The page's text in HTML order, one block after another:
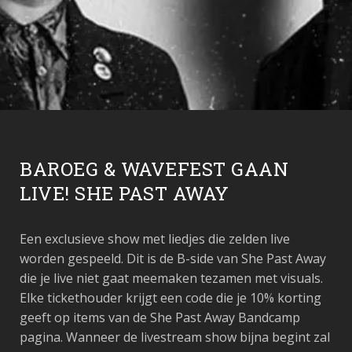
BAROEG & WAVEFEST GAAN
LIVE! SHE PAST AWAY
Een exclusieve show met liedjes die zelden live
worden gespeeld. Dit is de B-side van She Past Away
die je live niet gaat meemaken tezamen met visuals.
Elke tickethouder krijgt een code die je 10% korting
geeft op items van de She Past Away Bandcamp
pagina. Wanneer de livestream show bijna begint zal